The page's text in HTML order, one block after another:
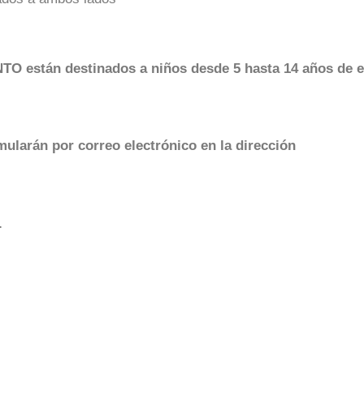
están destinados a niños desde 5 hasta 14 años de
por correo electrónico en la dirección